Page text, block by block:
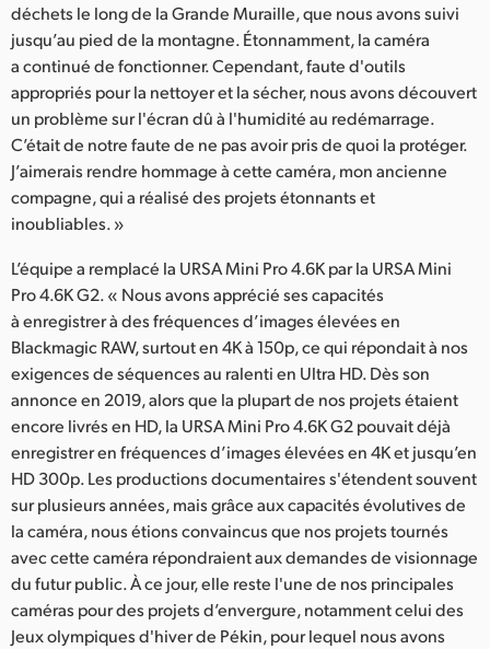
déchets le long de la Grande Muraille, que nous avons suivi
jusqu’au pied de la montagne. Étonnamment, la caméra
a continué de fonctionner. Cependant, faute d'outils
appropriés pour la nettoyer et la sécher, nous avons découvert
un problème sur l'écran dû à l'humidité au redémarrage.
C’était de notre faute de ne pas avoir pris de quoi la protéger.
J’aimerais rendre hommage à cette caméra, mon ancienne
compagne, qui a réalisé des projets étonnants et
inoubliables. »
L’équipe a remplacé la URSA Mini Pro 4.6K par la URSA Mini
Pro 4.6K G2. « Nous avons apprécié ses capacités
à enregistrer à des fréquences d’images élevées en
Blackmagic RAW, surtout en 4K à 150p, ce qui répondait à nos
exigences de séquences au ralenti en Ultra HD. Dès son
annonce en 2019, alors que la plupart de nos projets étaient
encore livrés en HD, la URSA Mini Pro 4.6K G2 pouvait déjà
enregistrer en fréquences d’images élevées en 4K et jusqu’en
HD 300p. Les productions documentaires s'étendent souvent
sur plusieurs années, mais grâce aux capacités évolutives de
la caméra, nous étions convaincus que nos projets tournés
avec cette caméra répondraient aux demandes de visionnage
du futur public. À ce jour, elle reste l'une de nos principales
caméras pour des projets d’envergure, notamment celui des
Jeux olympiques d'hiver de Pékin, pour lequel nous avons